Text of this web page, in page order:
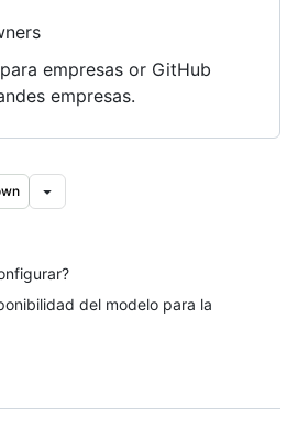
empresas or GitHub
empresas.
del modelo para la